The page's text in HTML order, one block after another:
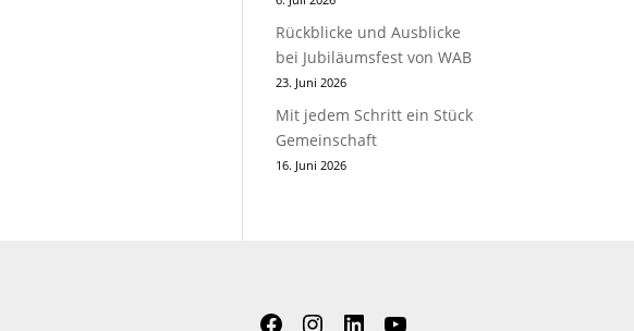
Rückblicke und Ausblicke
bei Jubiläumsfest von WAB
23. Juni 2026
Mit jedem Schritt ein Stück
Gemeinschaft
16. Juni 2026
Facebook
Instagram
LinkedInYouTube